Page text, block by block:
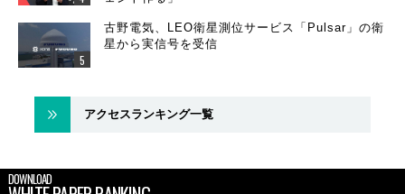
古野電気、LEO衛星測位サービス「Pulsar」の衛
星から実信号を受信
アクセスランキング一覧
DOWNLOAD